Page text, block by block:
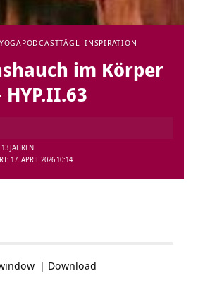
PODCASTTÄGL. INSPIRATION
im Körper
17. APRIL 2026 10:14
JAHREN
| Download